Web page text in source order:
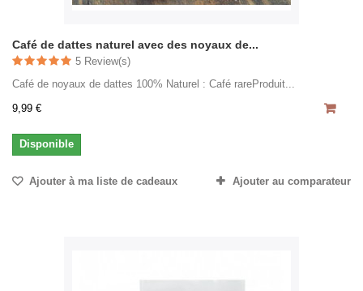
Café de dattes naturel avec des noyaux de...
5 Review(s)
Café de noyaux de dattes 100% Naturel : Café rareProduit...
9,99 €
Disponible
Ajouter à ma liste de cadeaux Ajouter au comparateur